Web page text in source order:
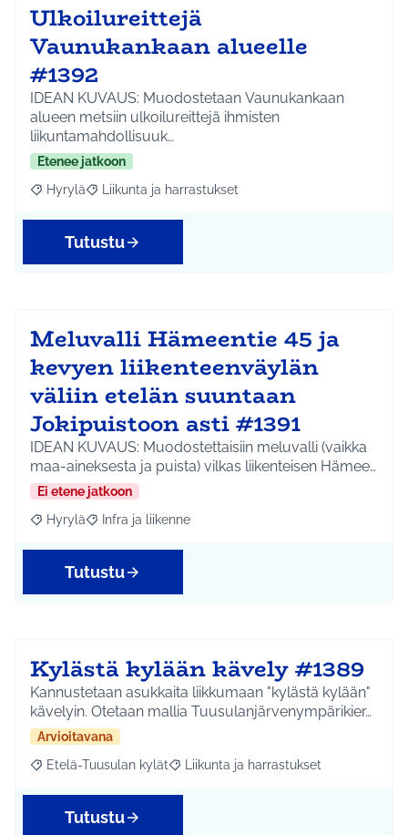
Ulkoilureittejä
Vaunukankaan alueelle
#1392
IDEAN KUVAUS: Muodostetaan Vaunukankaan
alueen metsiin ulkoilureittejä ihmisten
liikuntamahdollisuuk…
Etenee jatkoon
Rajaa tulokset aihepiirin mukaan: Hyrylä
Hyrylä Rajaa tulokset teeman mukaan: Liikunta ja
Liikunta ja harrastukset
Tutustu
Meluvalli Hämeentie 45 ja
kevyen liikenteenväylän
väliin etelän suuntaan
Jokipuistoon asti #1391
IDEAN KUVAUS: Muodostettaisiin meluvalli (vaikka
maa-aineksesta ja puista) vilkas liikenteisen Hämee…
Ei etene jatkoon
Rajaa tulokset aihepiirin mukaan: Hyrylä
Hyrylä Rajaa tulokset teeman mukaan: Infra ja liikenne
Infra ja liikenne
Tutustu
Kylästä kylään kävely #1389
Kannustetaan asukkaita liikkumaan "kylästä kylään"
kävelyin. Otetaan mallia Tuusulanjärvenympärikier…
Arvioitavana
Rajaa tulokset aihepiirin mukaan: Etelä-Tuusulan kylät
Etelä-Tuusulan kylät Rajaa tulokset teeman mukaan:
Liikunta ja harrastukset
Tutustu